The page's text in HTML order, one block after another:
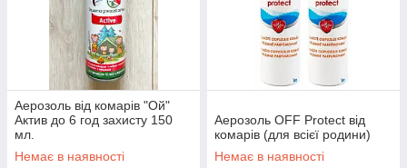
Аерозоль від комарів "Ой"
Актив до 6 год захисту 150
мл.
Немає в наявності
Аерозоль OFF Protect від
комарів (для всієї родини)
Немає в наявності